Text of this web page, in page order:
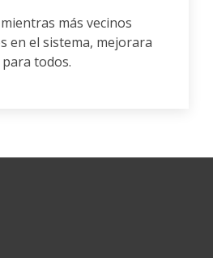
más vecinos
en el sistema, mejorara
para todos.